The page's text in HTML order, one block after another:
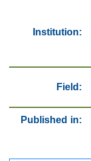
Institution:
Field:
Published in: